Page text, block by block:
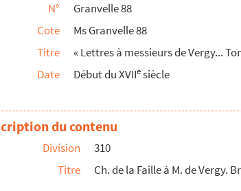
signée
signée
21 juillet 1622
1622
signée
1622
op Zoom, 3 août 1622
N°
Granvelle 88
Cote
Ms Granvelle 88
Titre
« Lettres à messieurs de Vergy...
Date
Début du XVIIesiècle
du contenu
Division
310
Titre
Ch. de la Faille à M. de Vergy.